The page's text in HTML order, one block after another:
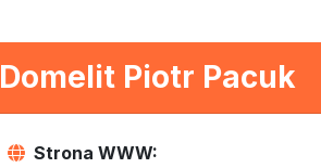
Domelit Piotr Pacuk
Strona WWW: